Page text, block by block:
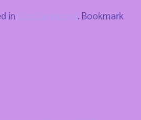
in
. Bookmark